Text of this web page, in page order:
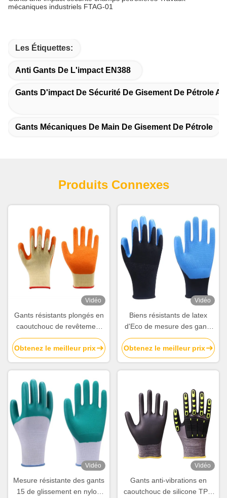
mécaniques industriels FTAG-01
Les Étiquettes:
Anti Gants De L'impact EN388
Gants D'impact De Sécurité De Gisement De Pétrole
Gants Mécaniques De Main De Gisement De Pétrole
Produits Connexes
Vidéo
Gants résistants plongés en
caoutchouc de revêtement
de main de gants de latex
pour des travailleurs de la
construction
Obtenez le meilleur prix
Vidéo
Biens résistants de latex
d'Eco de mesure des gants
10 de glissement sans
couture de polyester
Obtenez le meilleur prix
Vidéo
Mesure résistante des gants
15 de glissement en nylon
Vidéo
Gants anti-vibrations en
caoutchouc de silicone TPR